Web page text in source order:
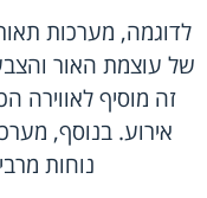
לדוגמה, מערכות
של עוצמת האור
זה מוסיף לאווירה
אירוע. בנוסף,
נוחות